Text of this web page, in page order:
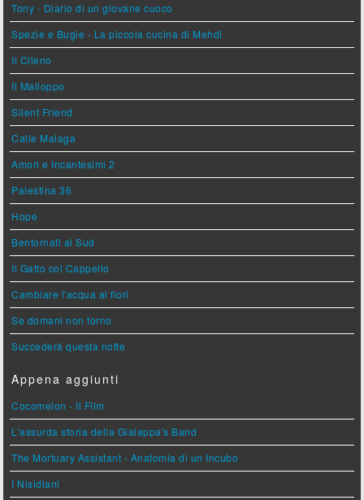
Tony - Diario di un giovane cuoco
Spezie e Bugie - La piccola cucina di Mehdi
Il Cileno
Il Malloppo
Silent Friend
Calle Malaga
Amori e Incantesimi 2
Palestina 36
Hope
Bentornati al Sud
Il Gatto col Cappello
Cambiare l'acqua ai fiori
Se domani non torno
Succederà questa notte
Appena aggiunti
Cocomelon - Il Film
L'assurda storia della Gialappa's Band
The Mortuary Assistant - Anatomia di un Incubo
I Nisidiani